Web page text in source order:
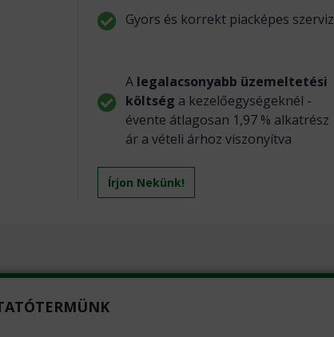
Gyors és korrekt piacképes szerviz
A legalacsonyabb üzemeltetési
költség a kezelőegységeknél -
évente átlagosan 1,97 % alkatrész
ár a vételi árhoz viszonyítva
Írjon Nekünk!